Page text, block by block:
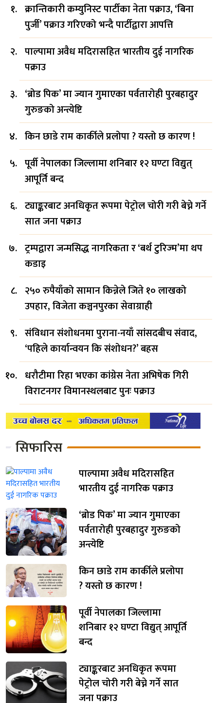
क्रान्तिकारी कम्युनिस्ट पार्टीका नेता पक्राउ, ‘बिना
पुर्जी’ पक्राउ गरिएको भन्दै पार्टीद्वारा आपत्ति
पाल्पामा अवैध मदिरासहित भारतीय दुई नागरिक
पक्राउ
‘ब्रोड पिक’ मा ज्यान गुमाएका पर्वतारोही पुरबहादुर
गुरुङको अन्त्येष्टि
किन छाडे राम कार्कीले प्रलोपा ? यस्तो छ कारण !
पूर्वी नेपालका जिल्लामा शनिबार १२ घण्टा विद्युत्
आपूर्ति बन्द
ट्याङ्करबाट अनधिकृत रूपमा पेट्रोल चोरी गरी बेच्ने गर्ने
सात जना पक्राउ
ट्रम्पद्वारा जन्मसिद्ध नागरिकता र ‘बर्थ टुरिज्म’मा थप
कडाइ
२५० रुपैयाँको सामान किन्नेले जिते १० लाखको
उपहार, विजेता कञ्चनपुरका सेवाग्राही
संविधान संशोधनमा पुराना-नयाँ सांसदबीच संवाद,
‘पहिले कार्यान्वयन कि संशोधन?’ बहस
धरौटीमा रिहा भएका कांग्रेस नेता अभिषेक गिरी
विराटनगर विमानस्थलबाट पुनः पक्राउ
सिफारिस
पाल्पामा अवैध मदिरासहित
भारतीय दुई नागरिक पक्राउ
‘ब्रोड पिक’ मा ज्यान गुमाएका
पर्वतारोही पुरबहादुर गुरुङको
अन्त्येष्टि
किन छाडे राम कार्कीले प्रलोपा
? यस्तो छ कारण !
पूर्वी नेपालका जिल्लामा
शनिबार १२ घण्टा विद्युत् आपूर्ति
बन्द
ट्याङ्करबाट अनधिकृत रूपमा
पेट्रोल चोरी गरी बेच्ने गर्ने सात
जना पक्राउ